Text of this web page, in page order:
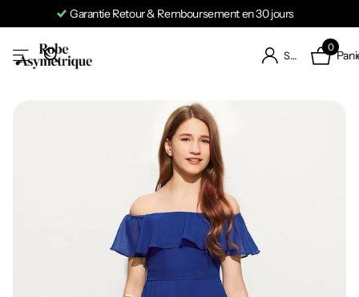
Garantie Retour & Remboursement en 30 jours
S'identifier
0